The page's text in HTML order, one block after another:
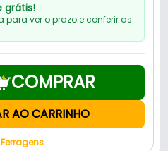
grátis!
para ver o prazo e conferir as
COMPRAR
AO CARRINHO